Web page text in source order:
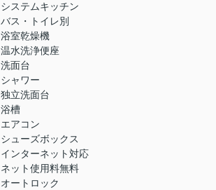
システムキッチン
バス・トイレ別
浴室乾燥機
温水洗浄便座
洗面台
シャワー
独立洗面台
浴槽
エアコン
シューズボックス
インターネット対応
ネット使用料無料
オートロック